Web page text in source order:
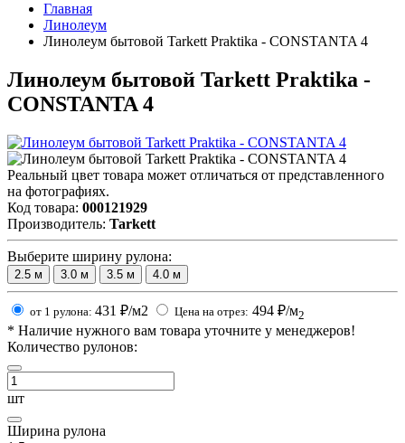
Главная
Линолеум
Линолеум бытовой Tarkett Praktika - CONSTANTA 4
Линолеум бытовой Tarkett Praktika -
CONSTANTA 4
Реальный цвет товара может отличаться от представленного
на фотографиях.
Код товара: 000121929
Производитель: Tarkett
Выберите ширину рулона:
2.5 м 3.0 м 3.5 м 4.0 м
от 1 рулона: 431 ₽/м2 Цена на отрез: 494 ₽/м2
* Наличие нужного вам товара уточните у менеджеров!
Количество рулонов:
шт
Ширина рулона